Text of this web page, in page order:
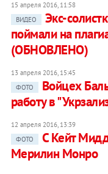
15 апреля 2016, 11:58
ВИДЕО
Экс-
поймали на
(ОБНОВЛЕНО)
13 апреля 2016, 15:45
ФОТО
Войцех
работу в
12 апреля 2016, 13:39
ФОТО
С Кейт
Мерилин Монро